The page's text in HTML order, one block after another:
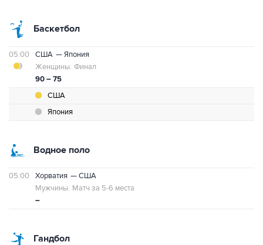
Баскетбол
05:00 США — Япония
90 – 75
Женщины. Финал
США
Япония
Водное поло
05:00 Хорватия — США
–
Мужчины. Матч за 5-6 места
Гандбол